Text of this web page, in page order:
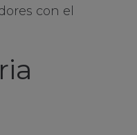
con el